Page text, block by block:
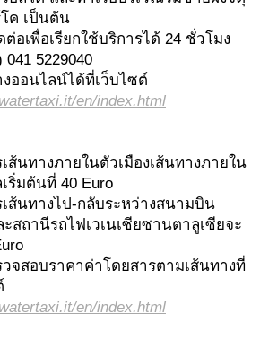
ค เป็นต้น
อเพื่อเรียกใช้บริการได้ 24 ชั่วโมง
5229040
ออนไลน์ได้ที่เว็บไซต์
en/index.html
ส้นทางภายในตัวเมืองเส้นทางภายใน
ริ่มต้นที่ 40 Euro
ส้นทางไป-กลับระหว่างสนามบิน
สถานีรถไฟเวเนเซียซานตาลูเซียจะ
จสอบราคาค่าโดยสารตามเส้นทางที่
en/index.html